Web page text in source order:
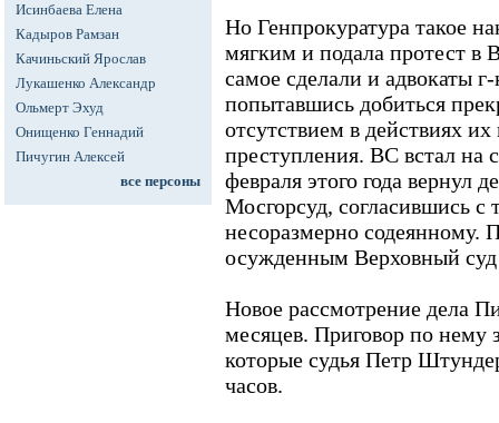
Исинбаева Елена
Кадыров Рамзан
Качиньский Ярослав
Лукашенко Александр
Ольмерт Эхуд
Онищенко Геннадий
Пичугин Алексей
все персоны
Но Генпрокуратура такое
мягким и подала протест
самое сделали и адвокаты
попытавшись добиться
отсутствием в действиях
преступления. ВС встал на
февраля этого года вернул
Мосгорсуд, согласившись с
несоразмерно содеянному.
осужденным Верховный суд
Новое рассмотрение дела
месяцев. Приговор по нему
которые судья Петр
часов.